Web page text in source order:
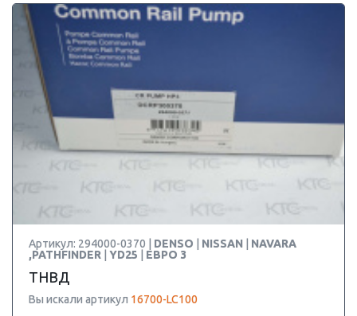
Артикул: 294000-0370 | DENSO NISSAN
NAVARA
,PATHFINDER
YD25 ЕВРО 3
ТНВД
Вы искали артикул 16700-LC100